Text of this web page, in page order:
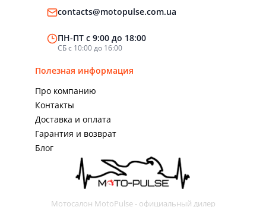
Мотосалон MotoPulse - официальный дилер
Полезная информация
Про компанию
Контакты
Доставка и оплата
Гарантия и возврат
Блог
contacts@motopulse.com.ua
ПН-ПТ с 9:00 до 18:00
СБ с 10:00 до 16:00